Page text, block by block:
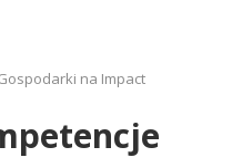
na Impact